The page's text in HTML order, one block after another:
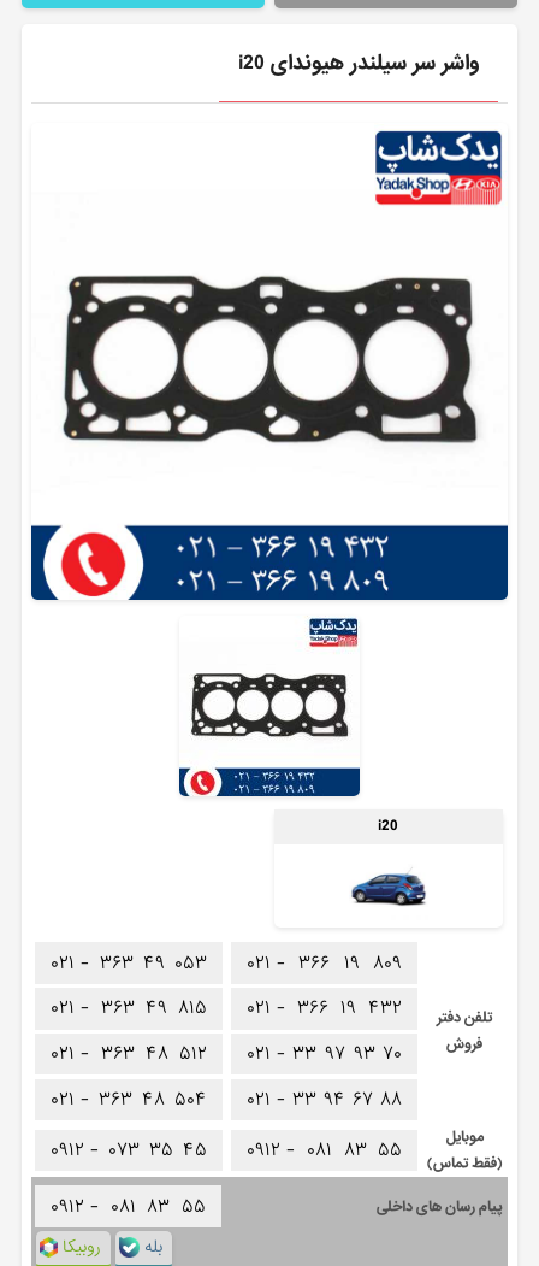
واشر سر سیلندر هیوندای i20
i20
تلفن دفتر
فروش
۰۲۱ - ۳۶۶ ۱۹ ۸۰۹
۰۲۱ - ۳۶۶ ۱۹ ۴۳۲
۰۲۱ - ۳۳ ۹۷ ۹۳ ۷۰
۰۲۱ - ۳۳ ۹۴ ۶۷ ۸۸
۰۲۱ - ۳۶۳ ۴۹ ۰۵۳
۰۲۱ - ۳۶۳ ۴۹ ۸۱۵
۰۲۱ - ۳۶۳ ۴۸ ۵۱۲
۰۲۱ - ۳۶۳ ۴۸ ۵۰۴
موبایل
(فقط تماس)
۰۹۱۲ - ۰۸۱ ۸۳ ۵۵ ۰۹۱۲ - ۰۷۳ ۳۵ ۴۵
پیام رسان های داخلی ۰۹۱۲ - ۰۸۱ ۸۳ ۵۵
روبیکا بله